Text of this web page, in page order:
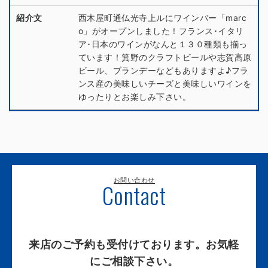
紹介文
西木屋町通仏光寺上ルにワインバー「marc
o」がオープンしました！フランス･イタリ
ア･日本のワインがなんと１３０種類も揃っ
ています！箕野のクラフトビールや志賀高原
ビール、ブランデーなどもありますよ♪フラ
ンス産の美味しいチーズと美味しいワインを
ゆったりとお楽しみ下さい。
お問い合わせ
Contact
来店のご予約も受付けております。お気軽
にご相談下さい。